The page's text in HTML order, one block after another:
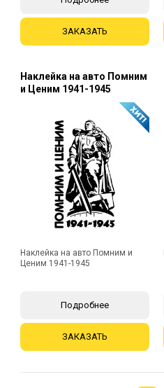
ЗАКАЗАТЬ
Наклейка на авто Помним
и Ценим 1941-1945
Наклейка на авто Помним и
Ценим 1941-1945
Подробнее
ЗАКАЗАТЬ